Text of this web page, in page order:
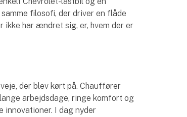
filosofi, der driver en flåde
ikke har ændret sig, er, hvem der er
der blev kørt på. Chauffører
arbejdsdage, ringe komfort og
innovationer. I dag nyder